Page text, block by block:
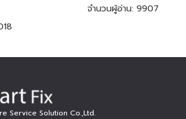
จำนวนผู้อ่าน: 9907
Service Solution Co.,Ltd.